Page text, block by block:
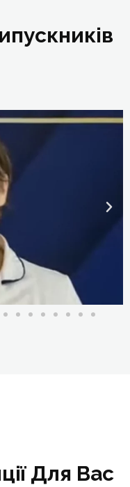
Ігорівна
і естетичної
Центру
косметолог
Для Вас